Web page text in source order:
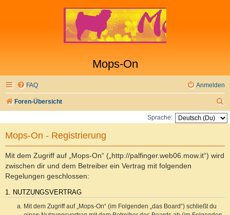
Mops-On
FAQ Anmelden
Foren-Übersicht
u
Sprache:
Mops-On - Registrierung
Mit dem Zugriff auf „Mops-On“ („http://palfinger.web06.mow.it“) wird
zwischen dir und dem Betreiber ein Vertrag mit folgenden
Regelungen geschlossen:
1. NUTZUNGSVERTRAG
Mit dem Zugriff auf „Mops-On“ (im Folgenden „das Board“) schließt du